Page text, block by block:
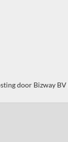
door Bizway BV